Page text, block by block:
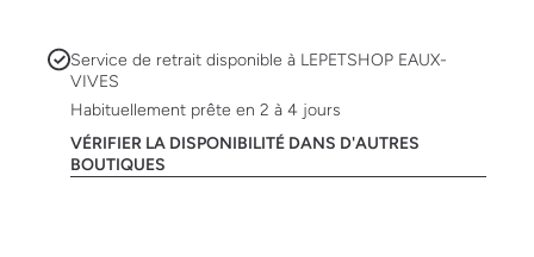
Service de retrait disponible à LEPETSHOP EAUX-
VIVES
Habituellement prête en 2 à 4 jours
VÉRIFIER LA DISPONIBILITÉ DANS D'AUTRES
BOUTIQUES